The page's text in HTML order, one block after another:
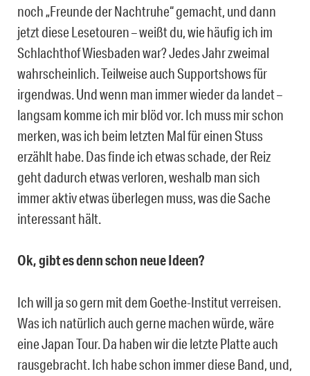
noch „Freunde der Nachtruhe“ gemacht, und dann
jetzt diese Lesetouren – weißt du, wie häufig ich im
Schlachthof Wiesbaden war? Jedes Jahr zweimal
wahrscheinlich. Teilweise auch Supportshows für
irgendwas. Und wenn man immer wieder da landet –
langsam komme ich mir blöd vor. Ich muss mir schon
merken, was ich beim letzten Mal für einen Stuss
erzählt habe. Das finde ich etwas schade, der Reiz
geht dadurch etwas verloren, weshalb man sich
immer aktiv etwas überlegen muss, was die Sache
interessant hält.
Ok, gibt es denn schon neue Ideen?
Ich will ja so gern mit dem Goethe-Institut verreisen.
Was ich natürlich auch gerne machen würde, wäre
eine Japan Tour. Da haben wir die letzte Platte auch
rausgebracht. Ich habe schon immer diese Band, und,